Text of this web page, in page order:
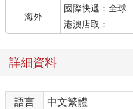
海外
國際快遞：全球
港澳店取：
詳細資料
語言 中文繁體